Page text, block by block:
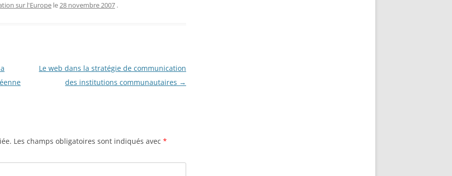
sur l'Europe le28 novembre 2007 .
Le web dans la stratégie de communication
des institutions communautaires →
Les champs obligatoires sont indiqués avec *